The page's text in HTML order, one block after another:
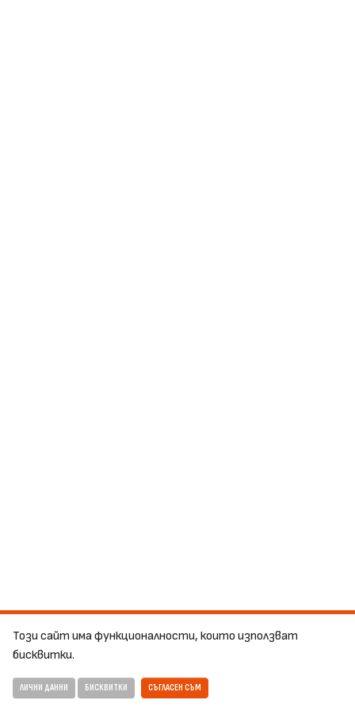
Този сайт има функционалности, които използват
бисквитки.
ЛИЧНИ ДАННИ БИСКВИТКИ СЪГЛАСЕН СЪМ